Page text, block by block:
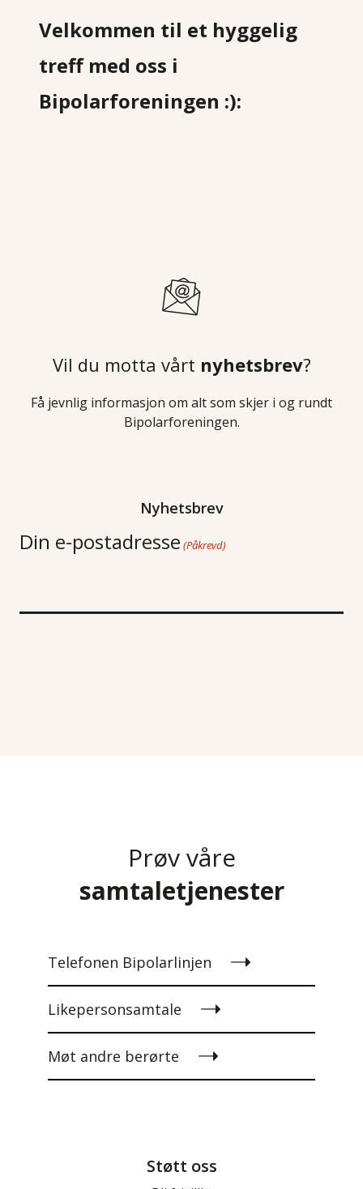
Velkommen til et hyggelig
treff med oss i
Bipolarforeningen :):
Vil du motta vårt nyhetsbrev?
Få jevnlig informasjon om alt som skjer i og rundt
Bipolarforeningen.
Nyhetsbrev
Din e-postadresse (Påkrevd)
Prøv våre
samtaletjenester
Telefonen Bipolarlinjen
Likepersonsamtale
Møt andre berørte
Støtt oss